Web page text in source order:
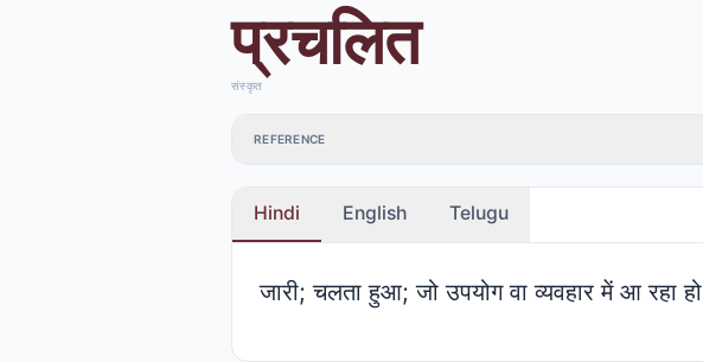
प्रचलित
संस्कृत
REFERENCE
Hindi English Telugu
जारी; चलता हुआ; जो उपयोग वा व्यवहार में आ रहा हो